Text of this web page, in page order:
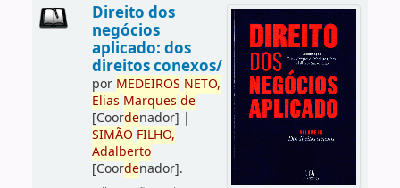
Direito dos
negócios
aplicado: dos
direitos conexos/
por MEDEIROS NETO,
Elias Marques de
[Coordenador] |
SIMÃO FILHO,
Adalberto
[Coordenador].